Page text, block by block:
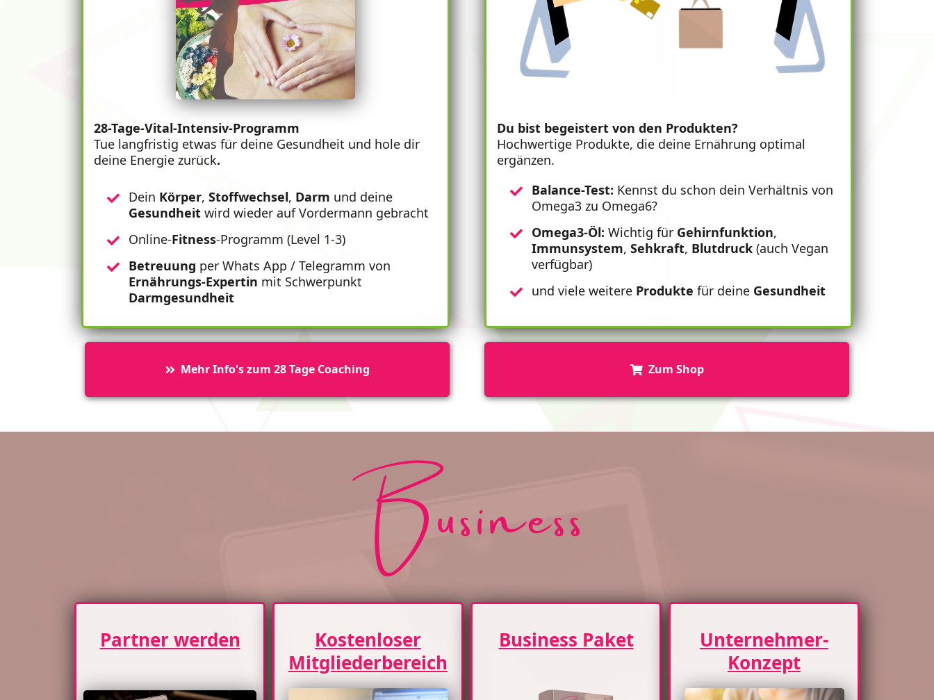
28-Tage-Vital-Intensiv-Programm
Tue langfristig etwas für deine Gesundheit und hole dir
deine Energie zurück.
Dein Körper, Stoffwechsel, Darm und deine
Gesundheit wird wieder auf Vordermann gebracht
Online-Fitness-Programm (Level 1-3)
Betreuung per Whats App / Telegramm von
Ernährungs-Expertin mit Schwerpunkt
Darmgesundheit
Du bist begeistert von den Produkten?
Hochwertige Produkte, die deine Ernährung optimal
ergänzen.
Balance-Test: Kennst du schon dein Verhältnis von
Omega3 zu Omega6?
Omega3-Öl: Wichtig für Gehirnfunktion,
Immunsystem, Sehkraft, Blutdruck (auch Vegan
verfügbar)
und viele weitere Produkte für deine Gesundheit
Mehr Info's zum 28 Tage Coaching Zum Shop
Partner werden
Kostenloser
Mitgliederbereich
Business Paket
Unternehmer-
Konzept